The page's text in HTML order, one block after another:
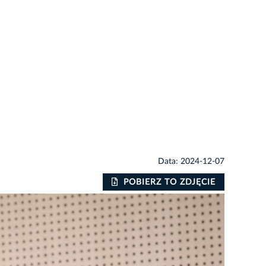
Data: 2024-12-07
POBIERZ TO ZDJĘCIE